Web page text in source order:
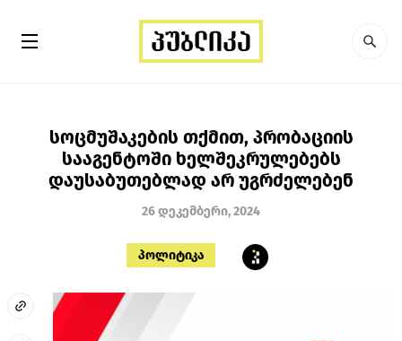
სოცმუშაკების თქმით, პრობაციის
სააგენტოში ხელშეკრულებებს
დაუსაბუთებლად არ უგრძელებენ
26 დეკემბერი, 2024
პოლიტიკა